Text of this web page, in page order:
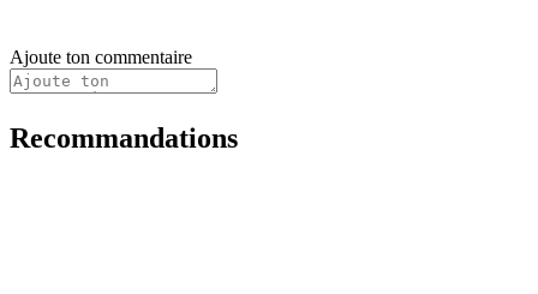
Ajoute ton commentaire
Recommandations